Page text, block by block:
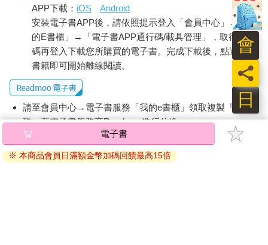
APP下載： iOS
Android
安裝電子書APP後，請依照提示登入「會員中心」→「我
的E書櫃」→「電子書APP通行碼/載具管理」，取得通行
碼再登入下載您所購買的電子書。完成下載後，點選任一
書籍即可開始離線閱讀。
請至會員中心→電子書服務「我的e書櫃」領取複製『兌換
碼』至電子書服務商Readmoo進行兌換。
退換貨須知：
因版權保護，您在金石堂所購買的電子書僅能以金石堂專屬
電子書
※ 本商品會員日滿額金幣加碼回饋最高15倍
日
員
會